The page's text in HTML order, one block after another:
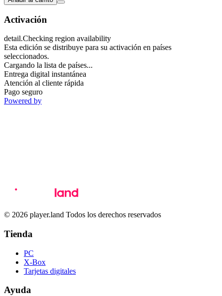
Activación
detail.Checking region availability
Esta edición se distribuye para su activación en países
seleccionados.
Cargando la lista de países...
Entrega digital instantánea
Atención al cliente rápida
Pago seguro
Powered by
© 2026 player.land Todos los derechos reservados
Tienda
PC
X-Box
Tarjetas digitales
Ayuda